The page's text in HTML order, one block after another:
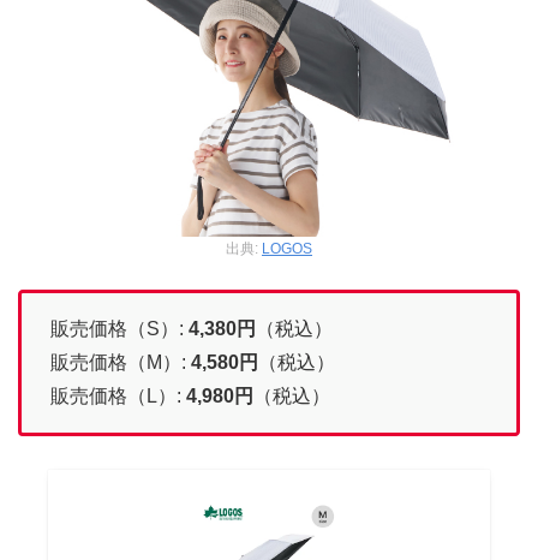
出典: LOGOS
販売価格（S）: 4,380円
（税込）
販売価格（M）: 4,580円
（税込）
販売価格（L）: 4,980円 （税込）